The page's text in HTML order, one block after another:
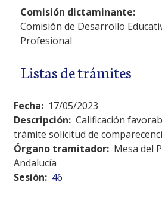
Comisión dictaminante:
Comisión de Desarrollo
Profesional
Listas de trámites
Fecha: 17/05/2023
Descripción: Calificación
trámite solicitud de
Órgano tramitador: Mesa del
Andalucía
Sesión: 46